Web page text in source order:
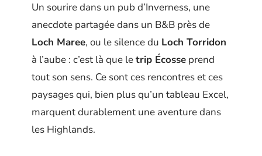
Un sourire dans un pub d’Inverness, une
anecdote partagée dans un B&B près de
Loch Maree, ou le silence du Loch Torridon
à l’aube : c’est là que letrip Écosse prend
tout son sens. Ce sont ces rencontres et ces
paysages qui, bien plus qu’un tableau Excel,
marquent durablement une aventure dans
les Highlands.